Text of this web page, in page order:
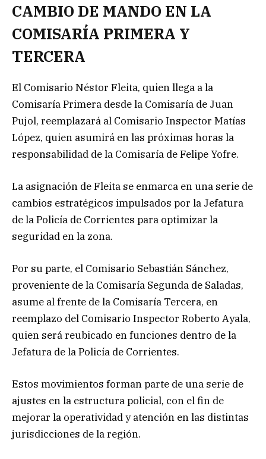
CAMBIO DE MANDO EN LA
COMISARÍA PRIMERA Y
TERCERA
El Comisario Néstor Fleita, quien llega a la
Comisaría Primera desde la Comisaría de Juan
Pujol, reemplazará al Comisario Inspector Matías
López, quien asumirá en las próximas horas la
responsabilidad de la Comisaría de Felipe Yofre.
La asignación de Fleita se enmarca en una serie de
cambios estratégicos impulsados por la Jefatura
de la Policía de Corrientes para optimizar la
seguridad en la zona.
Por su parte, el Comisario Sebastián Sánchez,
proveniente de la Comisaría Segunda de Saladas,
asume al frente de la Comisaría Tercera, en
reemplazo del Comisario Inspector Roberto Ayala,
quien será reubicado en funciones dentro de la
Jefatura de la Policía de Corrientes.
Estos movimientos forman parte de una serie de
ajustes en la estructura policial, con el fin de
mejorar la operatividad y atención en las distintas
jurisdicciones de la región.